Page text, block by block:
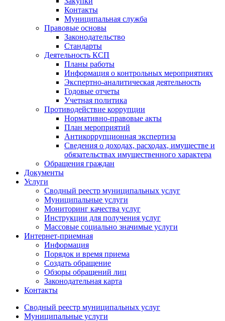
Контакты
Муниципальная служба
Правовые основы
Законодательство
Стандарты
Деятельность КСП
Планы работы
Информация о контрольных мероприятиях
Экспертно-аналитическая деятельность
Годовые отчеты
Учетная политика
Противодействие коррупции
Нормативно-правовые акты
План мероприятий
Антикоррупционная экспертиза
Сведения о доходах, расходах, имуществе и
обязательствах имущественного характера
Обращения граждан
Документы
Услуги
Сводный реестр муниципальных услуг
Муниципальные услуги
Мониторинг качества услуг
Инструкции для получения услуг
Массовые социально значимые услуги
Интернет-приемная
Информация
Порядок и время приема
Создать обращение
Обзоры обращений лиц
Законодательная карта
Контакты
Сводный реестр муниципальных услуг
Муниципальные услуги